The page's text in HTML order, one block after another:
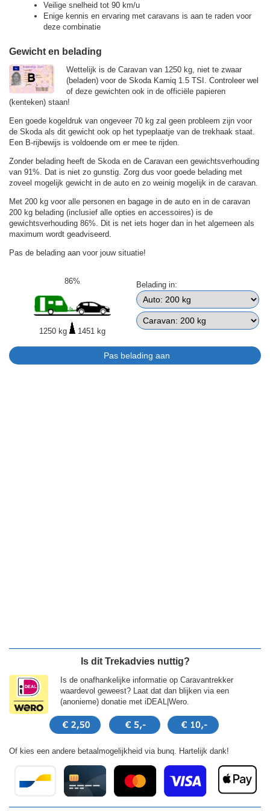
Veilige snelheid tot 90 km/u
Enige kennis en ervaring met caravans is aan te raden voor
deze combinatie
Gewicht en belading
Wettelijk is de Caravan van 1250 kg, niet te zwaar
(beladen) voor de Skoda Kamiq 1.5 TSI. Controleer wel
of deze gewichten ook in de officiële papieren
(kenteken) staan!
Een goede kogeldruk van ongeveer 70 kg zal geen probleem zijn voor
de Skoda als dit gewicht ook op het typeplaatje van de trekhaak staat.
Een B-rijbewijs is voldoende om er mee te rijden.
Zonder belading heeft de Skoda en de Caravan een gewichtsverhouding
van 91%. Dat is niet zo gunstig. Zorg dus voor goede belading met
zoveel mogelijk gewicht in de auto en zo weinig mogelijk in de caravan.
Met 200 kg voor alle personen en bagage in de auto en in de caravan
200 kg belading (inclusief alle opties en accessoires) is de
gewichtsverhouding 86%. Dit is net iets hoger dan in het algemeen als
maximum wordt geadviseerd.
Pas de belading aan voor jouw situatie!
86%
1250 kg 1451 kg
Belading in:
Is dit Trekadvies nuttig?
Is de onafhankelijke informatie op Caravantrekker
waardevol geweest? Laat dat dan blijken via een
(anonieme) donatie met iDEAL|Wero.
Of kies een andere betaalmogelijkheid via bunq. Hartelijk dank!